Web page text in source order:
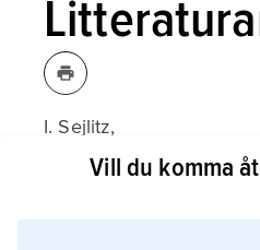
I. Sejlitz,
Explosivämneskunskap
Vill du komma